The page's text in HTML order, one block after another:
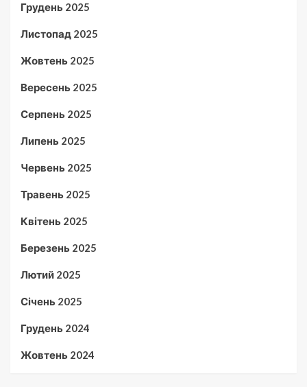
Грудень 2025
Листопад 2025
Жовтень 2025
Вересень 2025
Серпень 2025
Липень 2025
Червень 2025
Травень 2025
Квітень 2025
Березень 2025
Лютий 2025
Січень 2025
Грудень 2024
Жовтень 2024